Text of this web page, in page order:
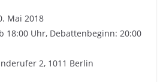
Mai 2018
18:00 Uhr, Debattenbeginn: 20:00
2, 1011 Berlin